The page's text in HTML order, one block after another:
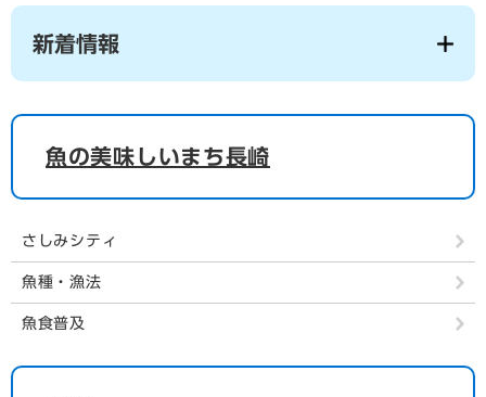
本
新着情報
魚の美味しいまち長崎
さしみシティ
魚種・漁法
魚食普及